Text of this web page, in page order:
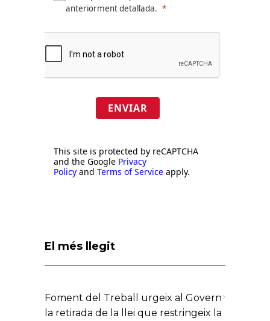
anteriorment detallada.
ENVIAR
This site is protected by reCAPTCHA
and the Google Privacy
Policy and Terms of Service apply.
El més llegit
Foment del Treball urgeix al Govern
la retirada de la llei que restringeix la